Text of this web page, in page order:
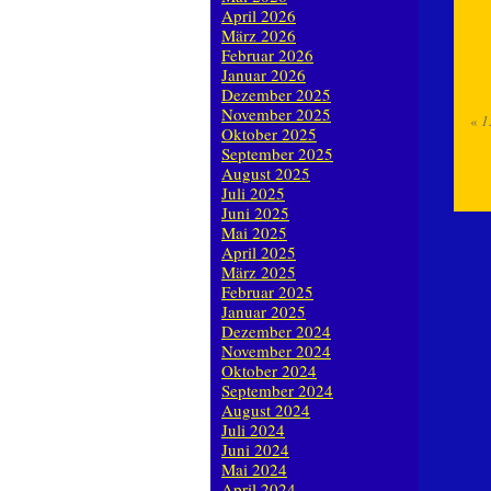
«
April 2026
März 2026
Februar 2026
Januar 2026
Dezember 2025
November 2025
Oktober 2025
September 2025
August 2025
Juli 2025
Juni 2025
Mai 2025
April 2025
März 2025
Februar 2025
Januar 2025
Dezember 2024
November 2024
Oktober 2024
September 2024
August 2024
Juli 2024
Juni 2024
Mai 2024